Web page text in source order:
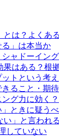
とは？よくあ
る」は本当か
ャドーイン
果はある？根
トという考
ること・期
グ力に効く？
」ときに疑う
い」と言われ
していない